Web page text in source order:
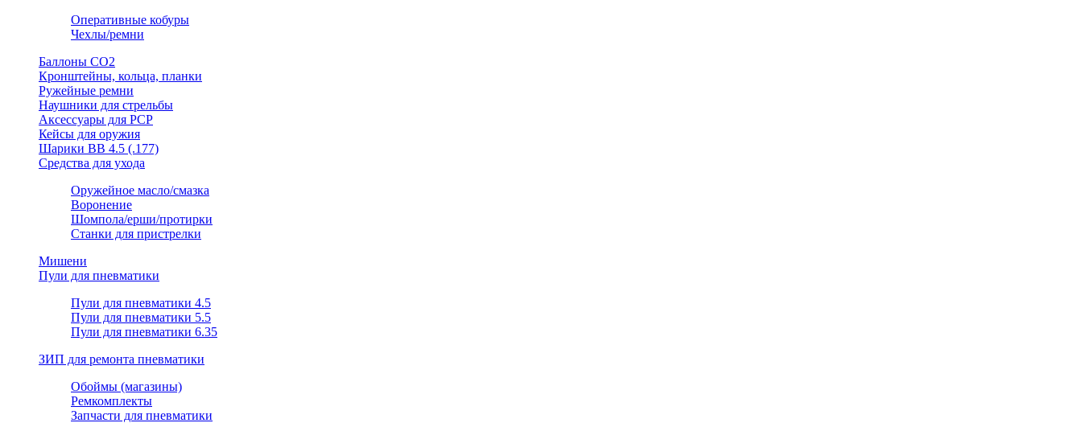
Оперативные кобуры
Чехлы/ремни
Баллоны СО2
Кронштейны, кольца, планки
Ружейные ремни
Наушники для стрельбы
Аксессуары для PCP
Кейсы для оружия
Шарики ВВ 4.5 (.177)
Средства для ухода
Оружейное масло/смазка
Воронение
Шомпола/ерши/протирки
Станки для пристрелки
Мишени
Пули для пневматики
Пули для пневматики 4.5
Пули для пневматики 5.5
Пули для пневматики 6.35
ЗИП для ремонта пневматики
Обоймы (магазины)
Ремкомплекты
Запчасти для пневматики